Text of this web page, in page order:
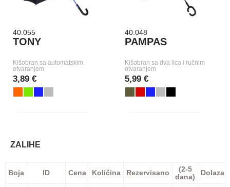
40.055
TONY
Kišobran sa automatskim
otvaranjem
3,89 €
40.048
PAMPAS
Kišobran sa dva lica i ručnim
otvaranjem
5,99 €
ZALIHE
Boja ID Cena Količina Rezervisano
(2-5
dana)
Dolazak